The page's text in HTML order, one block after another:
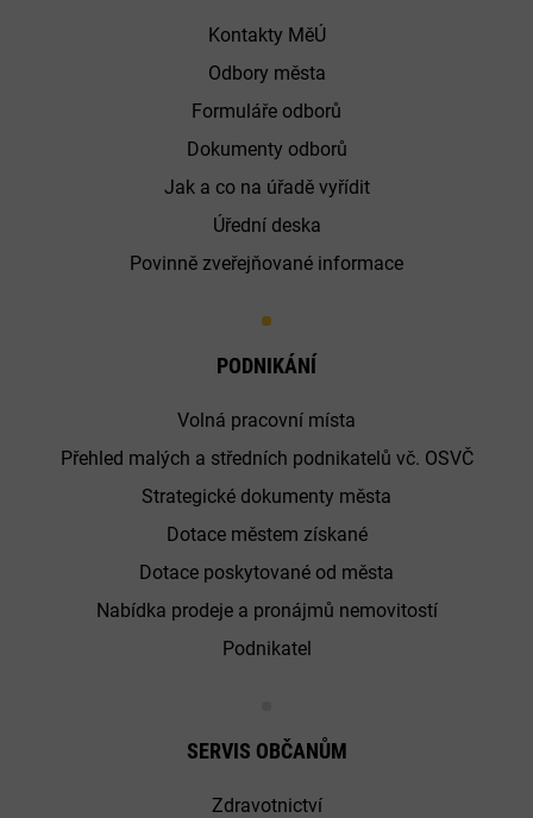
Kontakty MěÚ
Odbory města
Formuláře odborů
Dokumenty odborů
Jak a co na úřadě vyřídit
Úřední deska
Povinně zveřejňované informace
PODNIKÁNÍ
Volná pracovní místa
Přehled malých a středních podnikatelů vč. OSVČ
Strategické dokumenty města
Dotace městem získané
Dotace poskytované od města
Nabídka prodeje a pronájmů nemovitostí
Podnikatel
SERVIS OBČANŮM
Zdravotnictví